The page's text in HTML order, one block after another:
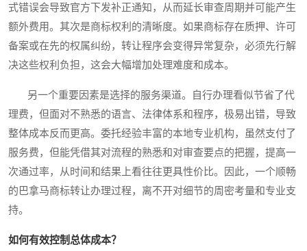
式错误会导致官方下发补正通知，从而延长审查周期并可能产生
额外费用。其次是商标权利的清晰度。如果商标存在质押、许可
备案或在先的权属纠纷，转让程序会变得异常复杂，必须先行解
决这些权利负担，这会大幅增加处理难度和成本。
另一个重要因素是选择的服务渠道。自行办理看似节省了代
理费，但面对不熟悉的语言、法律体系和程序，极易出错，导致
整体成本反而更高。委托经验丰富的本地专业机构，虽然支付了
服务费，但能凭借其对流程的熟悉和对审查要点的把握，提高一
次通过率，从时间和结果上看往往更具性价比。因此，一个顺畅
的巴拿马商标转让办理过程，离不开对细节的周密考量和专业支
持。
如何有效控制总体成本？